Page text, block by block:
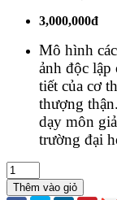
3,000,000đ
Mô hình
ảnh độc lập
tiết của cơ
thượng
dạy môn
trường đại
Thêm vào giỏ